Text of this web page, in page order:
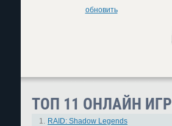
обновить
ТОП 11 ОНЛАЙН ИГР
1. RAID: Shadow Legends